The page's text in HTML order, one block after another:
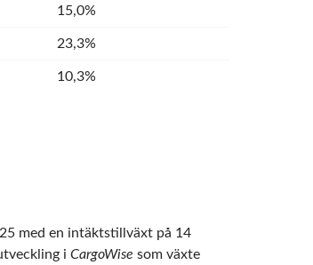
15,0%
23,3%
10,3%
med en intäktstillväxt på 14
i CargoWise som växte